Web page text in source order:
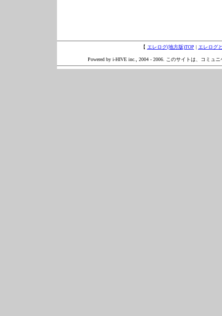
【 エレログ(地方版)TOP | エレログ
Powered by i-HIVE inc., 2004 - 2006. このサイトは、コミュ